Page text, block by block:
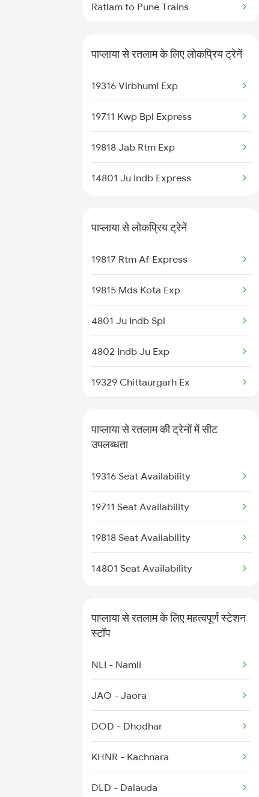
Ratlam to Pune Trains
Ratlam to Raichur Trains
Ratlam to Rewari Trains
Ratlam to Reengus Trains
पाप्लाया से रतलाम के लिए लोकप्रिय ट्रेनें
19316 Virbhumi Exp
19711 Kwp Bpl Express
19818 Jab Rtm Exp
14801 Ju Indb Express
पाप्लाया से लोकप्रिय ट्रेनें
19817 Rtm Af Express
19815 Mds Kota Exp
4801 Ju Indb Spl
4802 Indb Ju Exp
19329 Chittaurgarh Ex
19328 Udz Rtm Exp
19711 Jp Bpl Express
19712 Bpl Jp Exp
19816 Kota Mds Exp
19818 Jab Rtm Exp
14801 Ju Indb Express
14802 Indb Ju Exp
17019 Jp Hyb Exp
पाप्लाया से रतलाम की ट्रेनों में सीट
उपलब्धता
19316 Seat Availability
19711 Seat Availability
19818 Seat Availability
14801 Seat Availability
पाप्लाया से रतलाम के लिए महत्वपूर्ण स्टेशन
स्टॉप
NLI - Namli
JAO - Jaora
DOD - Dhodhar
KHNR - Kachnara
DLD - Dalauda